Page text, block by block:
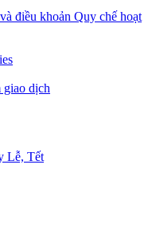
điều khoản Quy chế hoạt
giao dịch
Lễ, Tết